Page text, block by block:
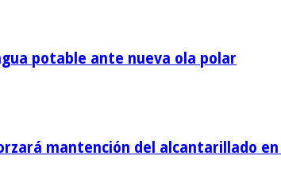
potable ante nueva ola polar
mantención del alcantarillado en